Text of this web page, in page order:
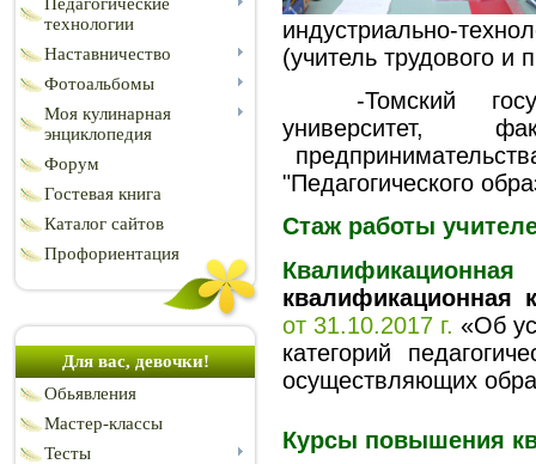
технологии
Наставничество
Фотоальбомы
Моя кулинарная
энциклопедия
Форум
Гостевая книга
Каталог сайтов
Профориентация
Для вас, девочки!
Обьявления
Мастер-классы
Тесты
индустриально-
(учитель трудового и
-Томский
университет,
"Педагогического
Стаж работы
квалификационная
от 31.10.2017 г. «Об
категорий
осуществляющих
Курсы повышения